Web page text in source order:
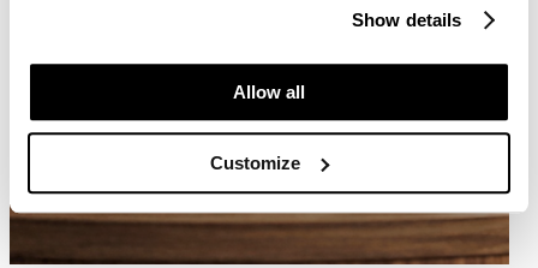
Show details
Allow all
Customize